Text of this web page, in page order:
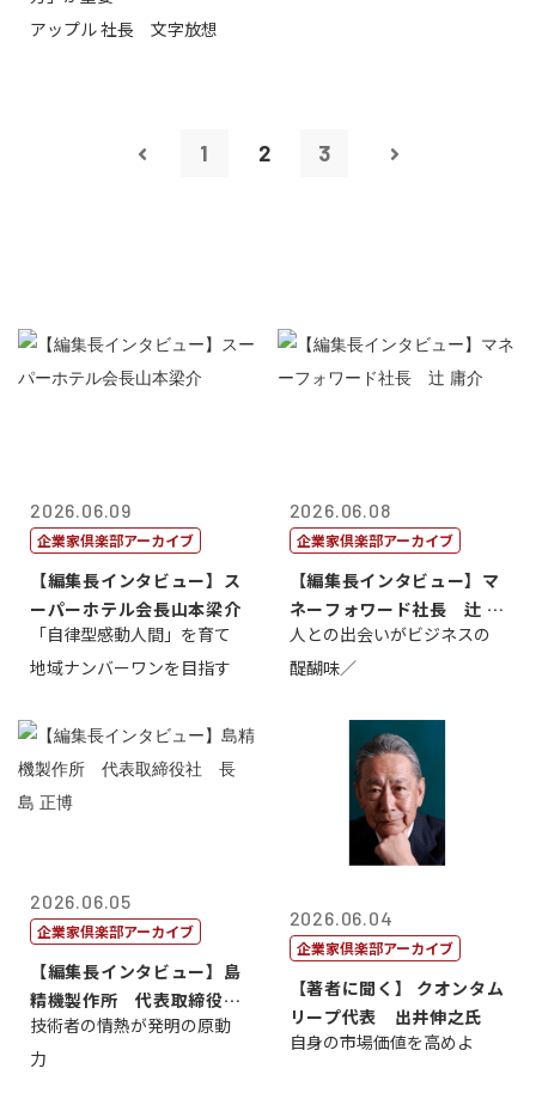
アップル 社長 文字放想
1 2 3
2026.06.09
企業家倶楽部アーカイブ
【編集長インタビュー】ス
ーパーホテル会長山本梁介
「自律型感動人間」を育て
地域ナンバーワンを目指す
2026.06.08
企業家倶楽部アーカイブ
【編集長インタビュー】マ
ネーフォワード社長 辻 庸
介
人との出会いがビジネスの
醍醐味／
2026.06.05
企業家倶楽部アーカイブ
【編集長インタビュー】島
精機製作所 代表取締役
社 長 島 正...
技術者の情熱が発明の原動
力
2026.06.04
企業家倶楽部アーカイブ
【著者に聞く】 クオンタム
リープ代表 出井伸之氏
自身の市場価値を高めよ